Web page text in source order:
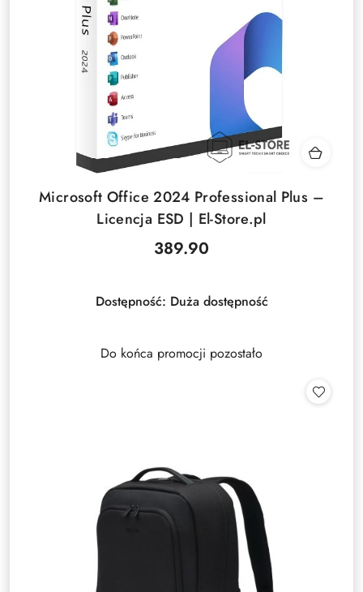
Microsoft Office 2024 Professional Plus –
Licencja ESD | El-Store.pl
Cena:
389.90
Dostępność: Duża dostępność
Do końca promocji pozostało